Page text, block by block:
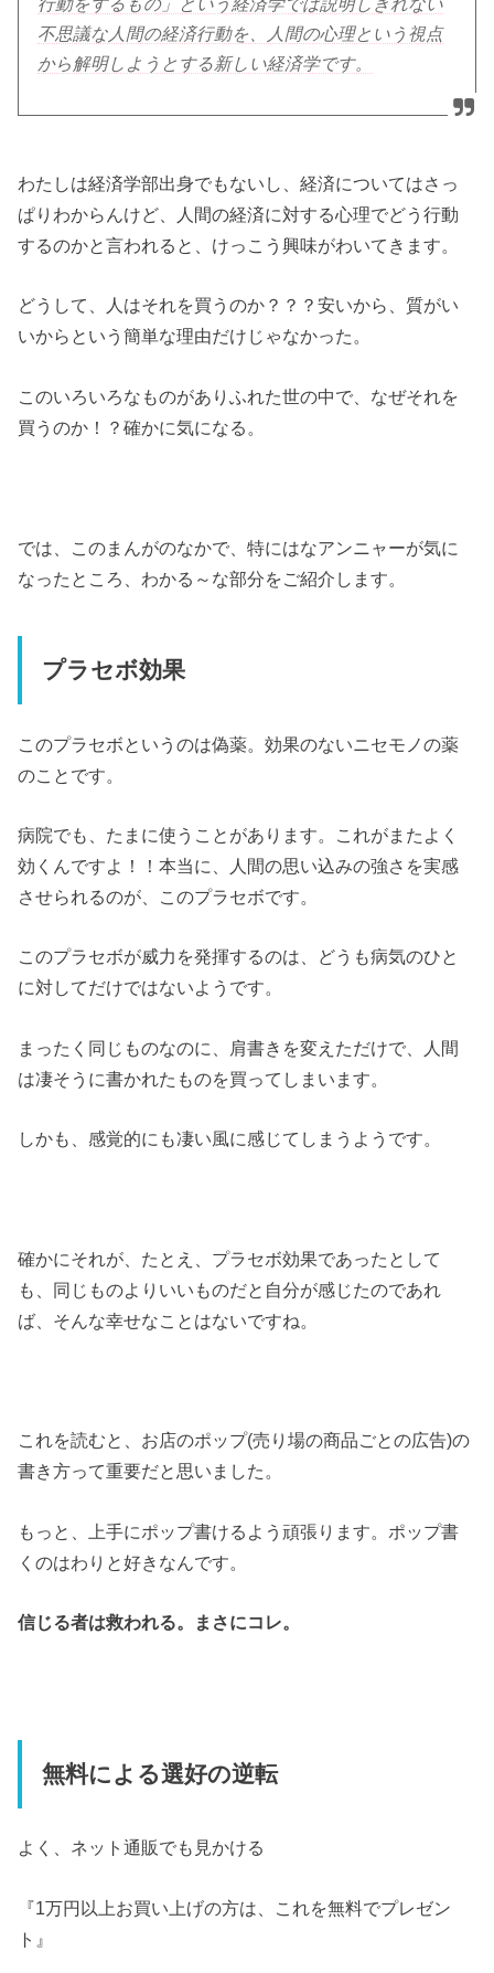
不思議な人間の経済行動を、人間の心理という視点
から解明しようとする新しい経済学です。
わたしは経済学部出身でもないし、経済についてはさっ
ぱりわからんけど、人間の経済に対する心理でどう行動
するのかと言われると、けっこう興味がわいてきます。
どうして、人はそれを買うのか？？？安いから、質がい
いからという簡単な理由だけじゃなかった。
このいろいろなものがありふれた世の中で、なぜそれを
買うのか！？確かに気になる。
では、このまんがのなかで、特にはなアンニャーが気に
なったところ、わかる～な部分をご紹介します。
プラセボ効果
このプラセボというのは偽薬。効果のないニセモノの薬
のことです。
病院でも、たまに使うことがあります。これがまたよく
効くんですよ！！本当に、人間の思い込みの強さを実感
させられるのが、このプラセボです。
このプラセボが威力を発揮するのは、どうも病気のひと
に対してだけではないようです。
まったく同じものなのに、肩書きを変えただけで、人間
は凄そうに書かれたものを買ってしまいます。
しかも、感覚的にも凄い風に感じてしまうようです。
確かにそれが、たとえ、プラセボ効果であったとして
も、同じものよりいいものだと自分が感じたのであれ
ば、そんな幸せなことはないですね。
これを読むと、お店のポップ(売り場の商品ごとの広告)の
書き方って重要だと思いました。
もっと、上手にポップ書けるよう頑張ります。ポップ書
くのはわりと好きなんです。
信じる者は救われる。まさにコレ。
無料による選好の逆転
よく、ネット通販でも見かける
『1万円以上お買い上げの方は、これを無料でプレゼン
ト』